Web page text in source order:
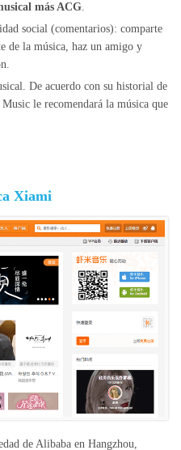
más ACG.
social (comentarios): comparte
de la música, haz un amigo y
De acuerdo con su historial de
le recomendará la música que
Xiami
de Alibaba en Hangzhou,